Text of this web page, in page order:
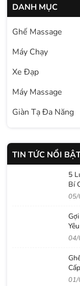
DANH MỤC
Ghế Massage
Máy Chạy
Xe Đạp
Máy Massage
Giàn Tạ Đa Năng
TIN TỨC NỔI
5
Bí